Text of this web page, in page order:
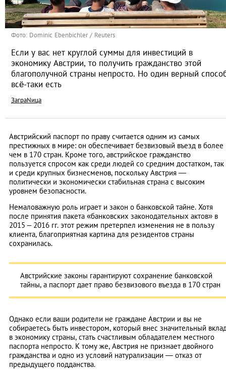
Фото: Dominic Ebenbichler / Reuters
Если у вас нет круглой суммы для инвестиций в
экономику Австрии, то получить гражданство этой
благополучной страны непросто. Но один верный
всё-таки есть
ЗаграNица
Австрийский паспорт по праву считается одним из самых
престижных в мире: он обеспечивает безвизовый въезд в более
чем в 170 стран. Кроме того, австрийское гражданство
пользуется спросом как среди людей со средним достатком, так
и среди крупных бизнесменов, поскольку Австрия —
политически и экономически стабильная страна с высоким
уровнем безопасности.
Немаловажную роль играет и закон о банковской тайне. Хотя
после принятия пакета «банковских законодательных актов» в
2015 – 2016 гг. этот режим претерпел изменения не в пользу
клиента, благоприятная картина для резидентов страны
сохранилась.
Австрийские законы гарантируют сохранение банковской
тайны, а паспорт дает право безвизового въезда в 170 стран
Однако если ваши родители не граждане Австрии и вы не
собираетесь быть инвестором, который внес значительный
в экономику страны, стать счастливым обладателем местного
паспорта непросто. К тому же, Австрия не признает двойного
гражданства и одно из условий натурализации — отказ от
предыдущего подданства.